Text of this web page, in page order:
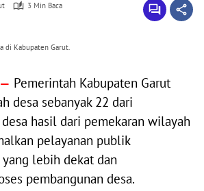
3 Min Baca
di Kabupaten Garut.
Pemerintah Kabupaten Garut
desa sebanyak 22 dari
hasil dari pemekaran wilayah
pelayanan publik
lebih dekat dan
pembangunan desa.